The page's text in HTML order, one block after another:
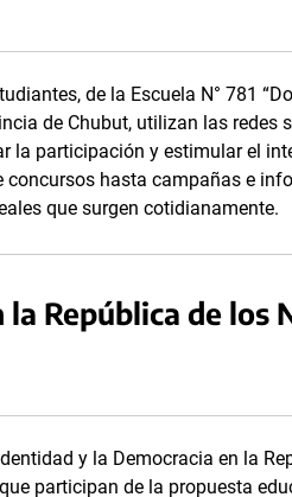
de la Escuela N° 781
de Chubut, utilizan las redes
la participación y estimular el
concursos hasta campañas e
que surgen cotidianamente.
la República de los
y la Democracia en la
participan de la propuesta